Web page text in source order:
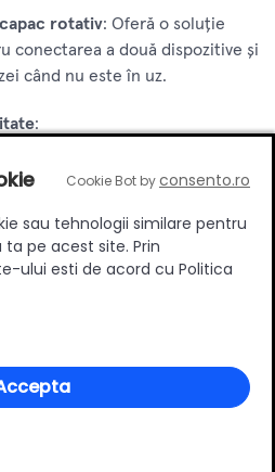
rotativ: Oferă o soluție
conectarea a două dispozitive și
când nu este în uz.
:
îndelungată.
mat, pătrată, cu capac
alegerea perfectă pentru cei
modernă cu
un design elegant, materiale
această priză este ideală
spațiu, oferind o soluție practică
Cookie Bot byconsento.ro
sau tehnologii similare pentru
pe acest site. Prin
esti de acord cu Politica